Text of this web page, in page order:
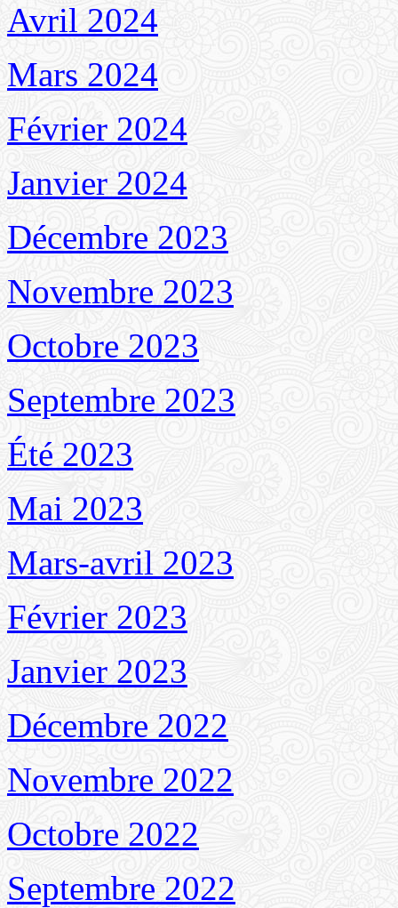
Avril 2024
Mars 2024
Février 2024
Janvier 2024
Décembre 2023
Novembre 2023
Octobre 2023
Septembre 2023
Été 2023
Mai 2023
Mars-avril 2023
Février 2023
Janvier 2023
Décembre 2022
Novembre 2022
Octobre 2022
Septembre 2022